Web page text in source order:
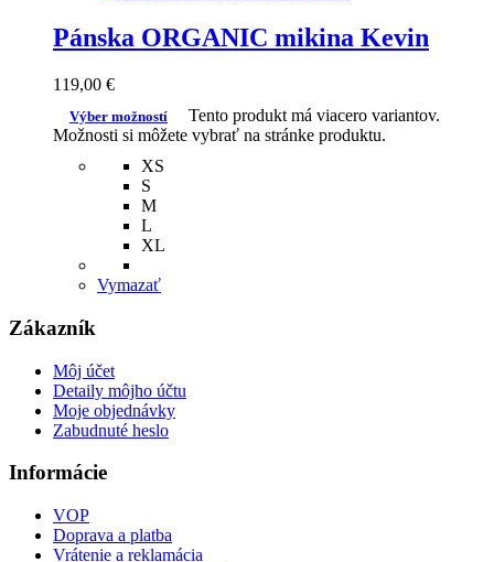
Pánska ORGANIC mikina Kevin
119,00 €
Výber možností
Tento produkt má viacero variantov.
Možnosti si môžete vybrať na stránke produktu.
XS
S
M
L
XL
Vymazať
Zákazník
Môj účet
Detaily môjho účtu
Moje objednávky
Zabudnuté heslo
Informácie
VOP
Doprava a platba
Vrátenie a reklamácia